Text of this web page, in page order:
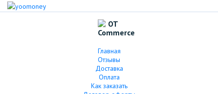
Главная
Отзывы
Доставка
Оплата
Как заказать